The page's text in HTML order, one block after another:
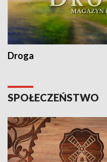
Droga
SPOŁECZEŃSTWO